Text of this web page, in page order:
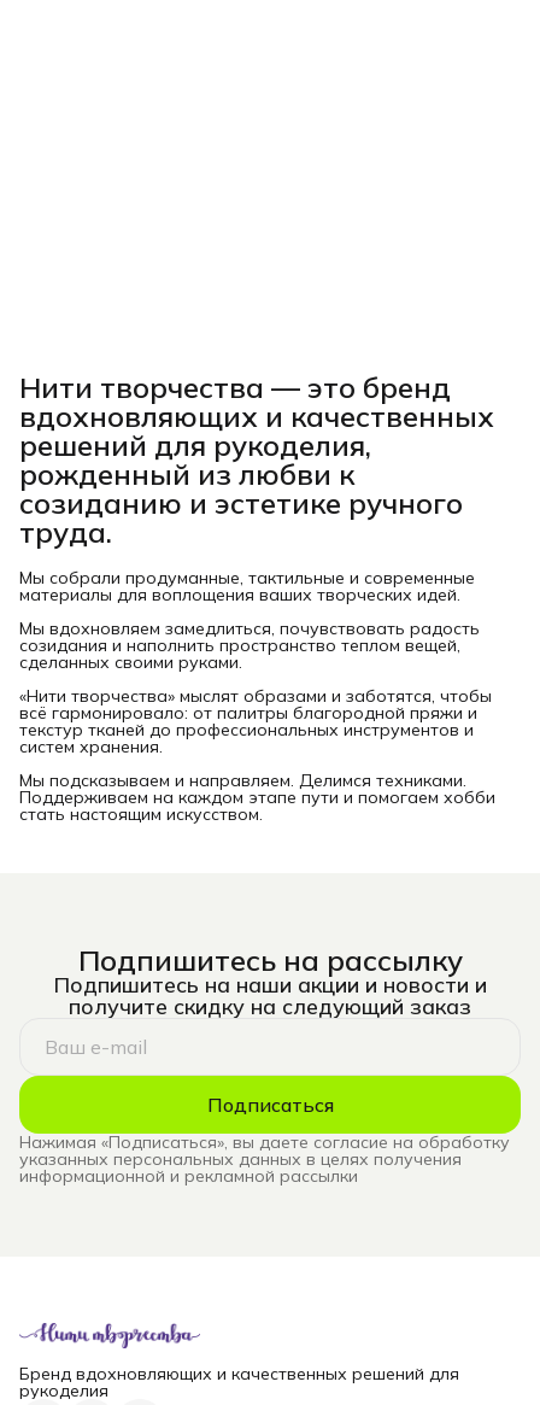
Нити творчества — это бренд
вдохновляющих и качественных
решений для рукоделия,
рожденный из любви к
созиданию и эстетике ручного
труда.
Мы собрали продуманные, тактильные и современные
материалы для воплощения ваших творческих идей.
Мы вдохновляем замедлиться, почувствовать радость
созидания и наполнить пространство теплом вещей,
сделанных своими руками.
«Нити творчества» мыслят образами и заботятся, чтобы
всё гармонировало: от палитры благородной пряжи и
текстур тканей до профессиональных инструментов и
систем хранения.
Мы подсказываем и направляем. Делимся техниками.
Поддерживаем на каждом этапе пути и помогаем хобби
стать настоящим искусством.
Подпишитесь на рассылку
Подпишитесь на наши акции и новости и
получите скидку на следующий заказ
Подписаться
Нажимая «Подписаться», вы даете согласие на обработку
указанных персональных данных в целях получения
информационной и рекламной рассылки
Бренд вдохновляющих и качественных решений для
рукоделия